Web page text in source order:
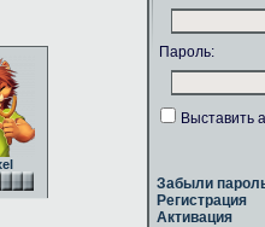
Пароль:
Выставить
Забыли
Регистрация
Активация